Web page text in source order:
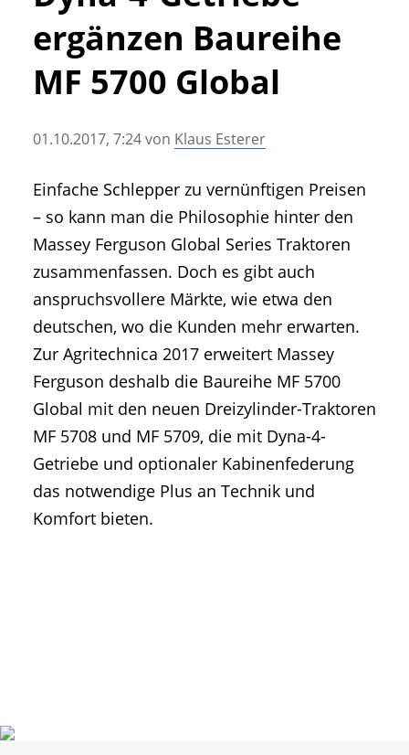
• Geschichte und Geschichten
• Messen und Veranstaltungen
• Mitteilung der Redaktion
• Agritechnica Neuheiten Archiv
ergänzen Baureihe
MF 5700 Global
01.10.2017, 7:24von Klaus Esterer
Einfache Schlepper zu vernünftigen Preisen
– so kann man die Philosophie hinter den
Massey Ferguson Global Series Traktoren
zusammenfassen. Doch es gibt auch
anspruchsvollere Märkte, wie etwa den
deutschen, wo die Kunden mehr erwarten.
Zur Agritechnica 2017 erweitert Massey
Ferguson deshalb die Baureihe MF 5700
Global mit den neuen Dreizylinder-Traktoren
MF 5708 und MF 5709, die mit Dyna-4-
Getriebe und optionaler Kabinenfederung
das notwendige Plus an Technik und
Komfort bieten.